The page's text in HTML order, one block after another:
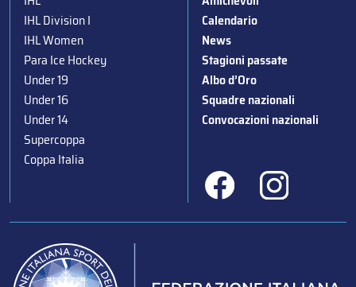
IHL Division I
IHL Women
Para Ice Hockey
Under 19
Under 16
Under 14
Supercoppa
Coppa Italia
Calendario
News
Stagioni passate
Albo d’Oro
Squadre nazionali
Convocazioni nazionali